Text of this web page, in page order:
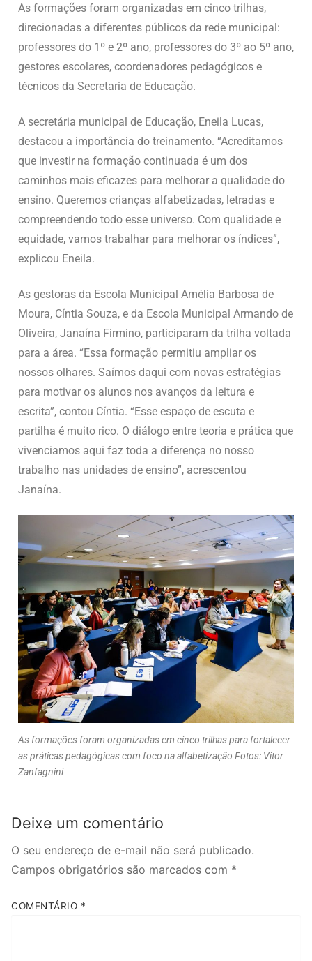
As formações foram organizadas em cinco trilhas,
direcionadas a diferentes públicos da rede municipal:
professores do 1º e 2º ano, professores do 3º ao 5º ano,
gestores escolares, coordenadores pedagógicos e
técnicos da Secretaria de Educação.
A secretária municipal de Educação, Eneila Lucas,
destacou a importância do treinamento. “Acreditamos
que investir na formação continuada é um dos
caminhos mais eficazes para melhorar a qualidade do
ensino. Queremos crianças alfabetizadas, letradas e
compreendendo todo esse universo. Com qualidade e
equidade, vamos trabalhar para melhorar os índices”,
explicou Eneila.
As gestoras da Escola Municipal Amélia Barbosa de
Moura, Cíntia Souza, e da Escola Municipal Armando de
Oliveira, Janaína Firmino, participaram da trilha voltada
para a área. “Essa formação permitiu ampliar os
nossos olhares. Saímos daqui com novas estratégias
para motivar os alunos nos avanços da leitura e
escrita”, contou Cíntia. “Esse espaço de escuta e
partilha é muito rico. O diálogo entre teoria e prática que
vivenciamos aqui faz toda a diferença no nosso
trabalho nas unidades de ensino”, acrescentou
Janaína.
As formações foram organizadas em cinco trilhas para fortalecer
as práticas pedagógicas com foco na alfabetização Fotos: Vitor
Zanfagnini
Deixe um comentário
O seu endereço de e-mail não será publicado.
Campos obrigatórios são marcados com *
COMENTÁRIO *